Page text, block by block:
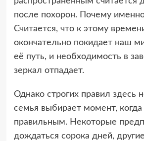
после похорон. Почему
Считается, что к этому
окончательно покидает наш
её путь, и необходимость в
зеркал отпадает.
Однако строгих правил здесь
семья выбирает момент, когда
правильным. Некоторые
дождаться сорока дней,